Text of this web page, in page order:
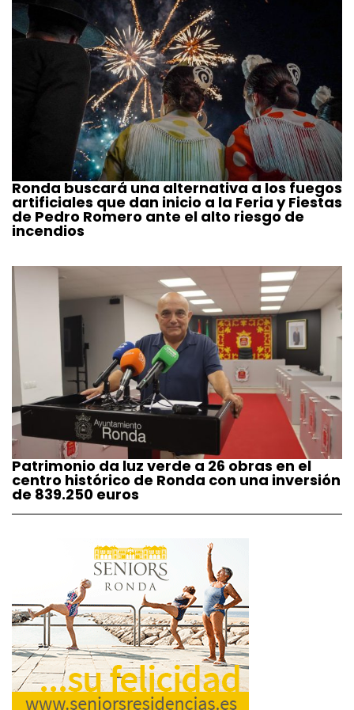
Ronda buscará una alternativa a los fuegos
artificiales que dan inicio a la Feria y Fiestas
de Pedro Romero ante el alto riesgo de
incendios
Patrimonio da luz verde a 26 obras en el
centro histórico de Ronda con una inversión
de 839.250 euros